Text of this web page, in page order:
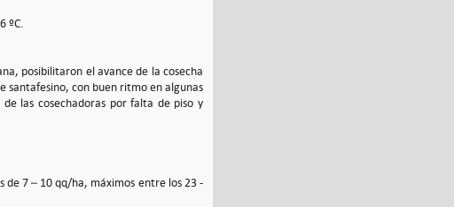
ºC.
posibilitaron el avance de la cosecha
santafesino, con buen ritmo en algunas
las cosechadoras por falta de piso y
de 7 – 10 qq/ha, máximos entre los 23 -